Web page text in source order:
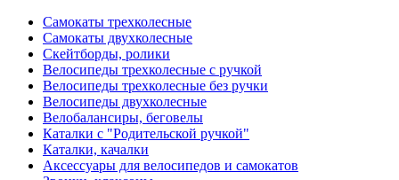
Самокаты трехколесные
Самокаты двухколесные
Скейтборды, ролики
Велосипеды трехколесные с ручкой
Велосипеды трехколесные без ручки
Велосипеды двухколесные
Велобалансиры, беговелы
Каталки с "Родительской ручкой"
Каталки, качалки
Аксессуары для велосипедов и самокатов